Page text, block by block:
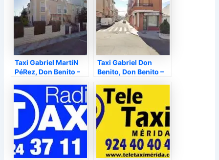
Taxi Gabriel MartíN
PéRez, Don Benito –
Taxi Gabriel Don
Benito, Don Benito –